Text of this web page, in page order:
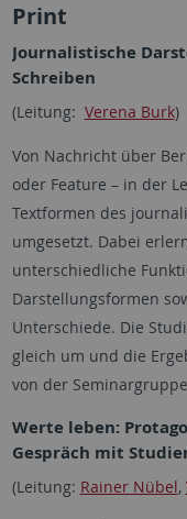
Print
Journalistische
Schreiben
(Leitung: Verena Burk)
Von Nachricht über
oder Feature – in der
Textformen des
umgesetzt. Dabei
unterschiedliche
Darstellungsformen
Unterschiede. Die
gleich um und die
von der
Werte leben:
Gespräch mit
(Leitung: Rainer Nübel,